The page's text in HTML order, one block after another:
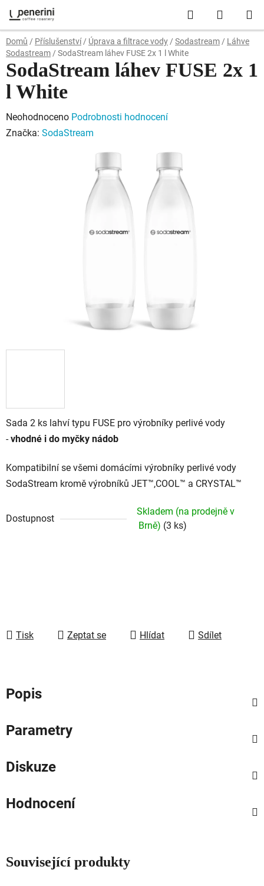
na
obsah
Hledat
KOŠÍK
Domů / Příslušenství / Úprava a filtrace vody / Sodastream / Láhve
Sodastream / SodaStream láhev FUSE 2x 1 l White
Sada 2 ks lahví typu FUSE pro výrobníky perlivé vody
- vhodné i do myčky nádob
Kompatibilní se všemi domácími výrobníky perlivé vody
SodaStream kromě výrobníků JET™,COOL™ a CRYSTAL™
Dostupnost
Skladem (na prodejně v
Brně) (3 ks)
Tisk Zeptat se Hlídat Sdílet
SodaStream láhev FUSE 2x 1
l White
Průměrné
hodnocení
Neohodnoceno Podrobnosti hodnocení
Značka: SodaStream
Popis
Parametry
Diskuze
Hodnocení
Související produkty